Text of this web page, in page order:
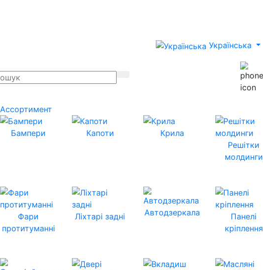
Українська
Ассортимент
Бампери Капоти
Крила
Решітки
молдинги
Фари
протитуманні
Ліхтарі задні Автодзеркала
Панелі
кріплення